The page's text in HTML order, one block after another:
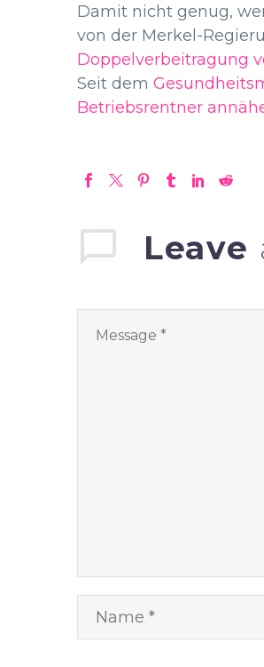
Damit nicht genug,
von der Merkel-
Doppelverbeitragung
Seit dem
Betriebsrentner
Leave